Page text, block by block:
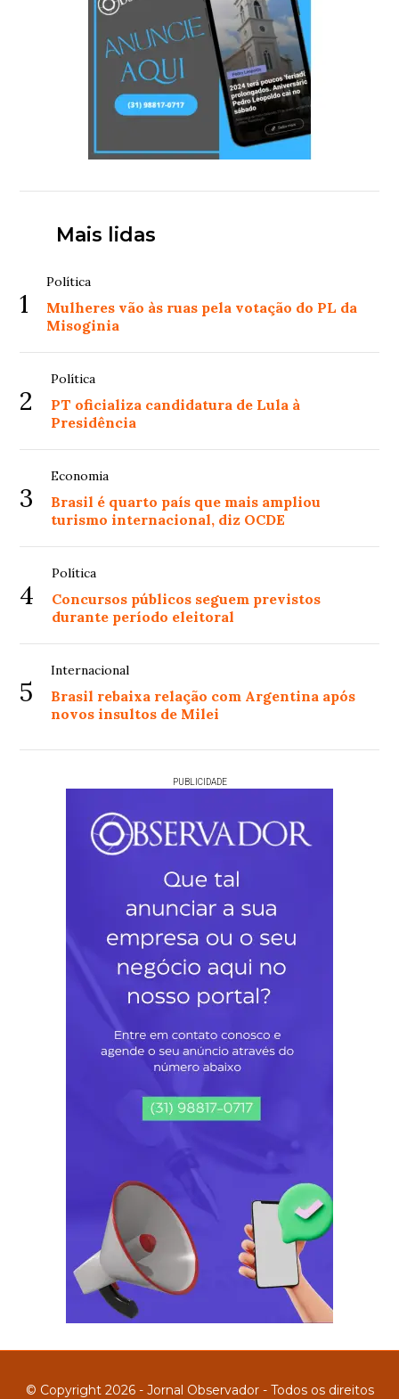
Mais lidas
1
Política
Mulheres vão às ruas pela votação do PL da
Misoginia
2
Política
PT oficializa candidatura de Lula à
Presidência
3
Economia
Brasil é quarto país que mais ampliou
turismo internacional, diz OCDE
4
Política
Concursos públicos seguem previstos
durante período eleitoral
5
Internacional
Brasil rebaixa relação com Argentina após
novos insultos de Milei
PUBLICIDADE
© Copyright 2026 - Jornal Observador - Todos os direitos